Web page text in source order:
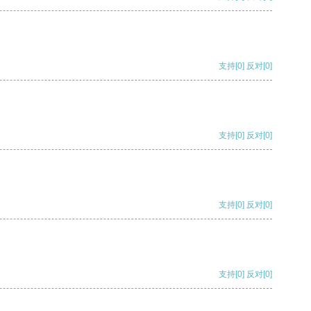
支持[0] 反对[0]
支持[0] 反对[0]
支持[0] 反对[0]
支持[0] 反对[0]